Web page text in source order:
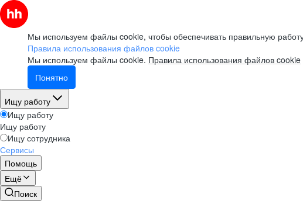
Мы используем файлы cookie, чтобы обеспечивать правильную
Правила использования файлов cookie
Мы используем файлы cookie. Правила использования файлов cookie
Понятно
Ищу работу
Ищу работу
Ищу работу
Ищу сотрудника
Сервисы
Помощь
Ещё
Поиск